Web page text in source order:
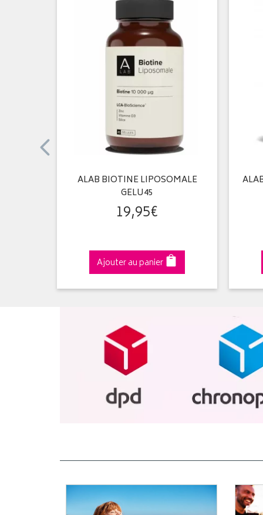
ALAB BIOTINE LIPOSOMALE
GELU45
19,95€
Ajouter au panier